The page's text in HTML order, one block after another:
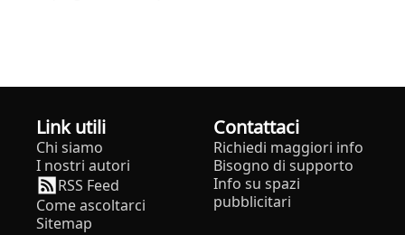
Link utili
Chi siamo
I nostri autori
RSS Feed
Come ascoltarci
Sitemap
Contattaci
Richiedi maggiori info
Bisogno di supporto
Info su spazi
pubblicitari